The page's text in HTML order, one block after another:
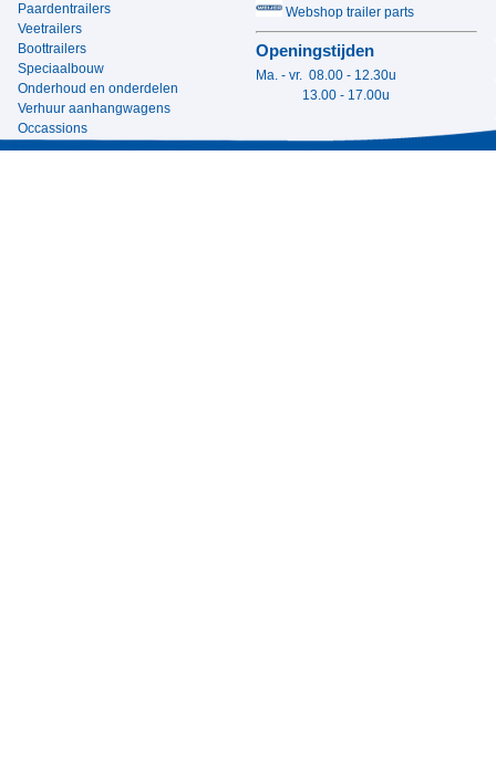
Paardentrailers
Veetrailers
Boottrailers
Speciaalbouw
Onderhoud en onderdelen
Verhuur aanhangwagens
Occassions
Webshop trailer parts
Openingstijden
Ma. - vr. 08.00 - 12.30u
13.00 - 17.00u